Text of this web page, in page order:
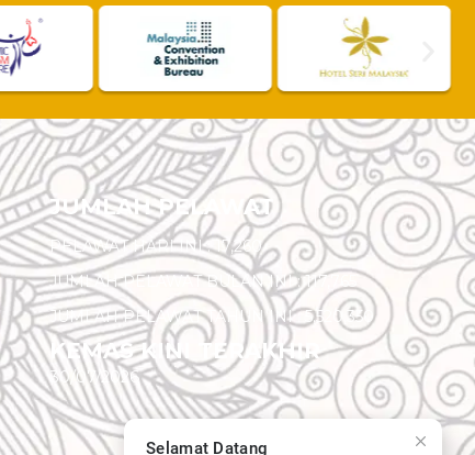
JUMLAH PELAWAT
PELAWAT HARI INI : 17,260
JUMLAH PELAWAT BULAN INI : 117,765
JUMLAH PELAWAT TAHUN INI : 5,520,350
KEMAS KINI TERAKHIR
30/07/2026
Selamat Datang